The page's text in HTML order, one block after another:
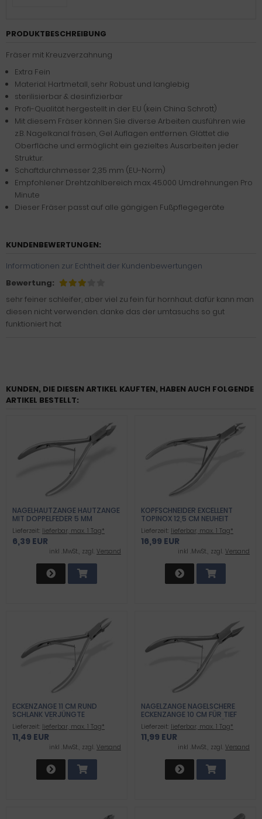
PRODUKTBESCHREIBUNG
Fräser mit Kreuzverzahnung
Extra Fein
Material: Hartmetall, sehr Robust und langlebig
sterilisierbar & desinfizierbar
Profi-Qualität hergestellt in der EU (kein China Schrott)
Mit diesem Fräser können Sie diverse Arbeiten ausführen wie
z.B. Nagelkanal fräsen, Gel Auflagen entfernen. Glättet die
Oberfläche und ermöglicht ein gezieltes Ausarbeiten jeder
Struktur.
Schaftdurchmesser 2,35 mm (EU-Norm)
Empfohlener Drehtzahlbereich max. 45.000 Umdrehnungen Pro
Minute
Dieser Fräser passt auf alle gängigen Fußpflegegeräte
KUNDENBEWERTUNGEN:
Informationen zur Echtheit der Kundenbewertungen
Bewertung:
sehr feiner schleifer, aber viel zu fein für hornhaut. dafür kann man
diesen nicht verwenden. danke das der umtasuchs so gut
funktioniert hat
KUNDEN, DIE DIESEN ARTIKEL KAUFTEN, HABEN AUCH FOLGENDE
ARTIKEL BESTELLT:
NAGELHAUTZANGE HAUTZANGE
MIT DOPPELFEDER 5 MM
SCHNITT ROSTFREIES
EDELSTAHL
Lieferzeit: lieferbar, max. 1 Tag*
6,39 EUR
inkl .MwSt., zzgl. Versand
KOPFSCHNEIDER EXCELLENT
TOPINOX 12,5 CM NEUHEIT
Lieferzeit: lieferbar, max. 1 Tag*
16,99 EUR
inkl .MwSt., zzgl. Versand
ECKENZANGE 11 CM RUND
SCHLANK VERJÜNGTE
SCHNITTFLÄCHE
Lieferzeit: lieferbar, max. 1 Tag*
11,49 EUR
inkl .MwSt., zzgl. Versand
NAGELZANGE NAGELSCHERE
ECKENZANGE 10 CM FÜR TIEF
EINGEWACHSENE FUSSNÄGEL A
US ROSTFREIEM EDELSTAHL
Lieferzeit: lieferbar, max. 1 Tag*
11,99 EUR
inkl .MwSt., zzgl. Versand